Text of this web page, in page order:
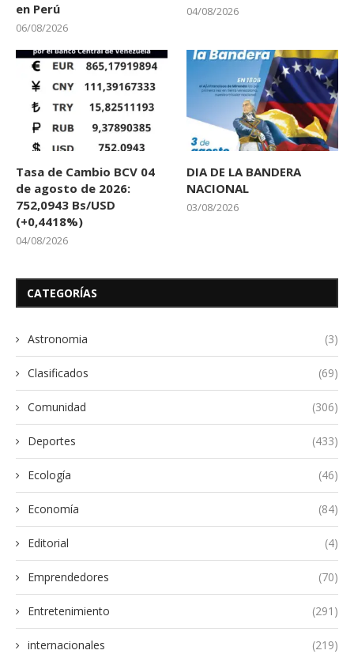
en Perú
06/08/2026
04/08/2026
Tasa de Cambio BCV 04
de agosto de 2026:
752,0943 Bs/USD
(+0,4418%)
04/08/2026
DIA DE LA BANDERA
NACIONAL
03/08/2026
CATEGORÍAS
Astronomia (3)
Clasificados (69)
Comunidad (306)
Deportes (433)
Ecología (46)
Economía (84)
Editorial (4)
Emprendedores (70)
Entretenimiento (291)
internacionales (219)